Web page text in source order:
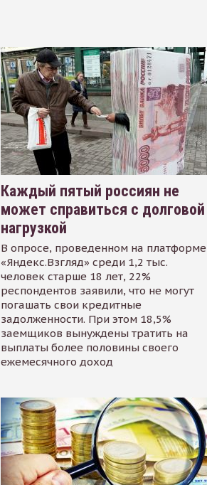
Каждый пятый россиян не
может справиться с долговой
нагрузкой
В опросе, проведенном на платформе
«Яндекс.Взгляд» среди 1,2 тыс.
человек старше 18 лет, 22%
респондентов заявили, что не могут
погашать свои кредитные
задолженности. При этом 18,5%
заемщиков вынуждены тратить на
выплаты более половины своего
ежемесячного доход